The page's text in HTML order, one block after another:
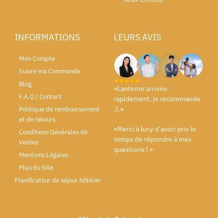
INFORMATIONS
Mon Compte
Suivre ma Commande
Blog
F.A.Q / Contact
Politique de remboursement
et de retours
Conditions Générales de
Ventes
Mentions Légales
Plan du Site
Planificateur de séjour hôtelier
LEURS AVIS
«Lanterne arrivée
rapidement, je recommande
:).»
«Merci à lucy d’avoir pris le
temps de répondre à mes
questions ! »